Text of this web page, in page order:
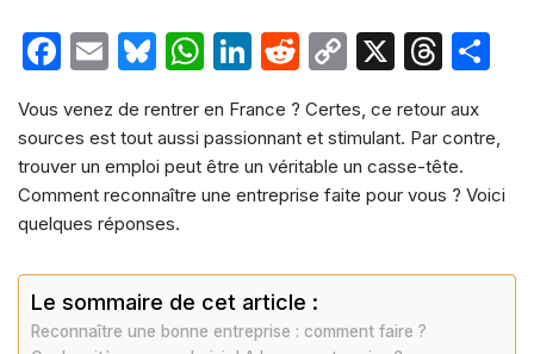
F
c
e
b
o
o
k
E
ail
Bl
e
s
k
y
W
at
s
A
p
Li
k
e
dI
R
d
di
t
C
p
y
Li
k
X
T
e
a
d
ta
er
Vous venez de rentrer en France ? Certes, ce retour aux
sources est tout aussi passionnant et stimulant. Par contre,
trouver un emploi peut être un véritable un casse-tête.
Comment reconnaître une entreprise faite pour vous ? Voici
quelques réponses.
Le sommaire de cet article :
Reconnaître une bonne entreprise : comment faire ?